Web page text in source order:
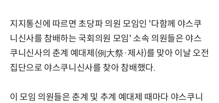
지지통신에 따르면 초당파 의원 모임인 '다함께 야스쿠
니신사를 참배하는 국회의원 모임' 소속 의원들은 야스
쿠니신사의 춘계 예대제(例大祭·제사)를 맞아 이날 오전
집단으로 야스쿠니신사를 찾아 참배했다.
이 모임 의원들은 춘계 및 추계 예대제 때마다 야스쿠니